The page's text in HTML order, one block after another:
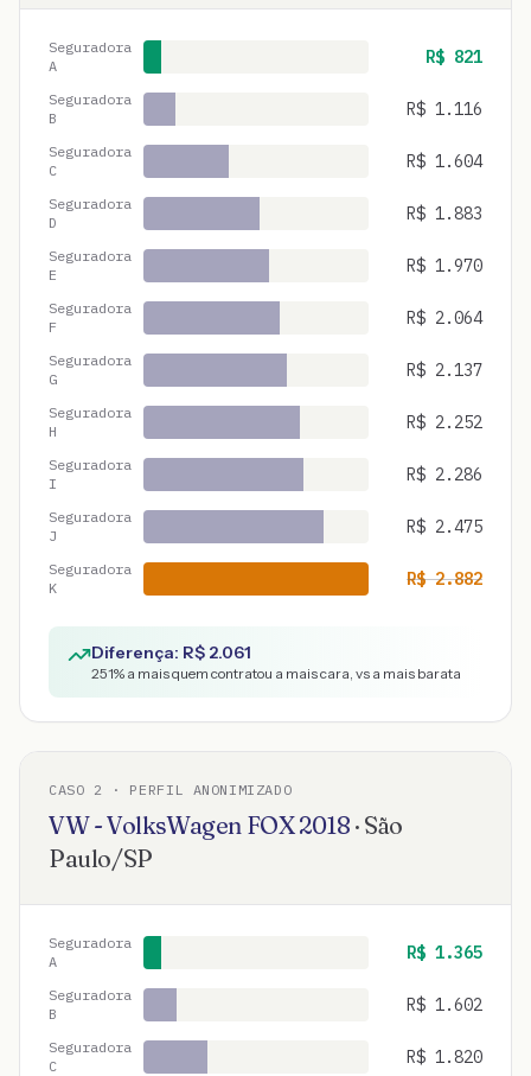
Seguradora
A
R$ 821
Seguradora
B
R$ 1.116
Seguradora
C
R$ 1.604
Seguradora
D
R$ 1.883
Seguradora
E
R$ 1.970
Seguradora
F
R$ 2.064
Seguradora
G
R$ 2.137
Seguradora
H
R$ 2.252
Seguradora
I
R$ 2.286
Seguradora
J
R$ 2.475
Seguradora
K
R$2.882
Diferença: R$ 2.061
251% a mais quem contratou a mais cara, vs a mais barata
CASO 2 · PERFIL ANONIMIZADO
VW - VolksWagen FOX2018 · São
Paulo/SP
Seguradora
A
R$ 1.365
Seguradora
B
R$ 1.602
Seguradora
C
R$ 1.820